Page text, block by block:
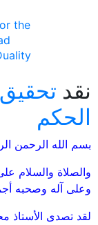
the
نقد
الحكم
بسم الله الرحمن
والصلاة والسلام
وعلى آله وصحبه
لقد تصدى الأستاذ